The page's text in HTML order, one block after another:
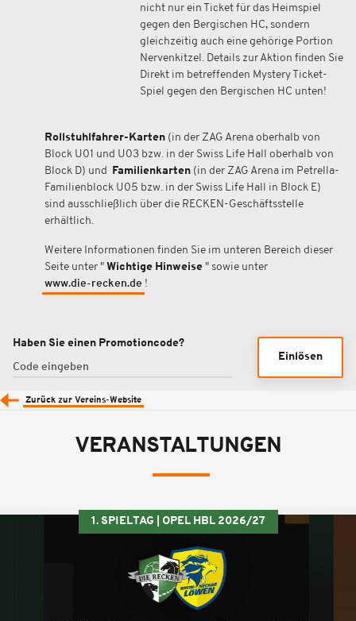
nicht nur ein Ticket für das Heimspiel
gegen den Bergischen HC, sondern
gleichzeitig auch eine gehörige Portion
Nervenkitzel. Details zur Aktion finden Sie
Direkt im betreffenden Mystery Ticket-
Spiel gegen den Bergischen HC unten!
Rollstuhlfahrer-Karten (in der ZAG Arena oberhalb von
Block U01 und U03 bzw. in der Swiss Life Hall oberhalb von
Block D) und Familienkarten (in der ZAG Arena im Petrella-
Familienblock U05 bzw. in der Swiss Life Hall in Block E)
sind ausschließlich über die RECKEN-Geschäftsstelle
erhältlich.
Weitere Informationen finden Sie im unteren Bereich dieser
Seite unter " Wichtige Hinweise " sowie unter
www.die-recken.de !
Haben Sie einen Promotioncode?
Einlösen
Zurück zur Vereins-Website
VERANSTALTUNGEN
1. SPIELTAG | OPEL HBL 2026/27